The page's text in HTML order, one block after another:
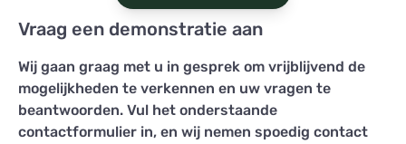
Vraag een demonstratie aan
Wij gaan graag met u in gesprek om vrijblijvend de
mogelijkheden te verkennen en uw vragen te
beantwoorden. Vul het onderstaande
contactformulier in, en wij nemen spoedig contact